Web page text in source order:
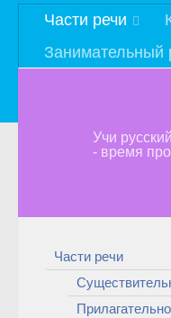
Части речи
Занимательный
Учи
- время
Части речи